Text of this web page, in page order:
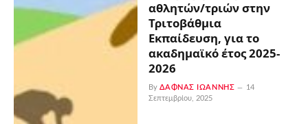
αθλητών/τριών στην
Τριτοβάθμια
Εκπαίδευση, για το
ακαδημαϊκό έτος 2025-
2026
By ΔΑΦΝΆΣ ΙΩΆΝΝΗΣ
14
Σεπτεμβρίου, 2025